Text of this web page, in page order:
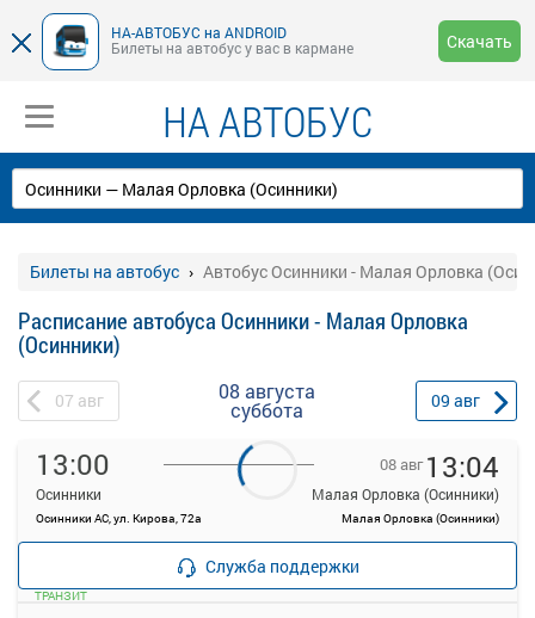
НА-АВТОБУС на ANDROID
Билеты на автобус у вас в кармане
Скачать
НА АВТОБУС
Билеты на автобус Автобус Осинники - Малая Орловка
Расписание автобуса Осинники - Малая Орловка
(Осинники)
07 авг 08 августа
суббота 09 авг
13:00
Осинники
Осинники АС, ул. Кирова, 72а
08 авг 13:04
Малая Орловка (Осинники)
Малая Орловка (Осинники)
—
ТРАНЗИТ
Продажа билетов
прекращена
Служба поддержки